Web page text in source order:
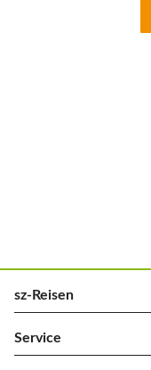
sz-Reisen
Service